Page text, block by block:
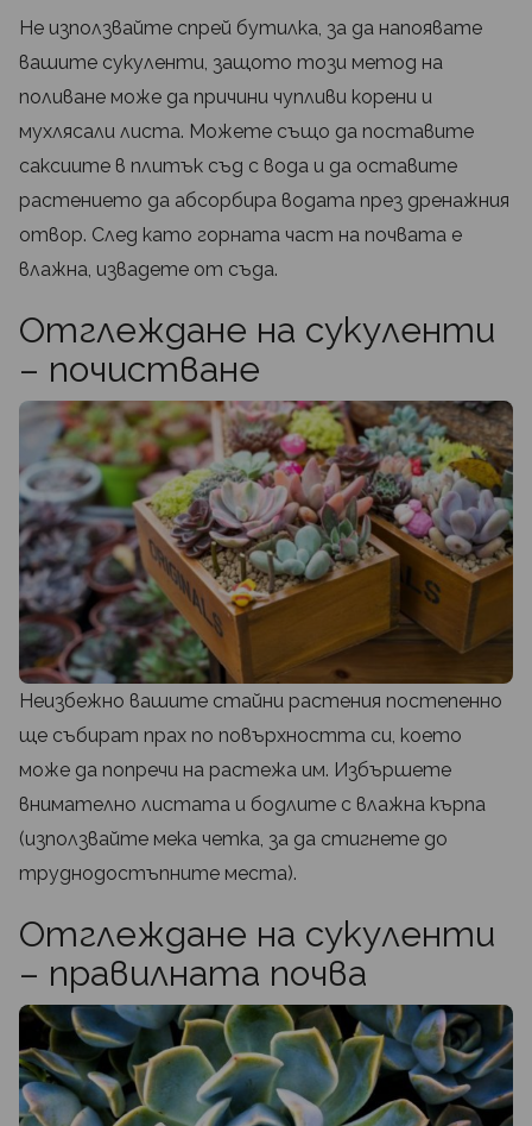
Не използвайте спрей бутилка, за да напоявате
вашите сукуленти, защото този метод на
поливане може да причини чупливи корени и
мухлясали листа. Можете също да поставите
саксиите в плитък съд с вода и да оставите
растението да абсорбира водата през дренажния
отвор. След като горната част на почвата е
влажна, извадете от съда.
Отглеждане на сукуленти
– почистване
Неизбежно вашите стайни растения постепенно
ще събират прах по повърхността си, което
може да попречи на растежа им. Избършете
внимателно листата и бодлите с влажна кърпа
(използвайте мека четка, за да стигнете до
труднодостъпните места).
Отглеждане на сукуленти
– правилната почва